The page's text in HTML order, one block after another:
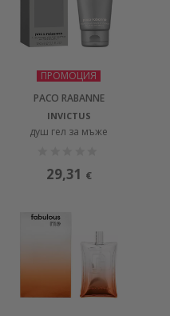
ПРОМОЦИЯ
PACO RABANNE
INVICTUS
душ гел за мъже
29,31 €